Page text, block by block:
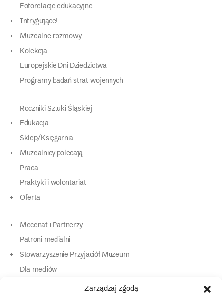
Zarządzaj zgodą
Fotorelacje edukacyjne
Intrygujące!
Muzealne rozmowy
Kolekcja
Europejskie Dni Dziedzictwa
Programy badań strat wojennych
Roczniki Sztuki Śląskiej
Edukacja
Sklep/Księgarnia
Muzealnicy polecają
Praca
Praktyki i wolontariat
Oferta
Mecenat i Partnerzy
Patroni medialni
Stowarzyszenie Przyjaciół Muzeum
Dla mediów
Dla osób o specjalnych potrzebach